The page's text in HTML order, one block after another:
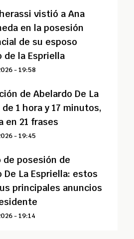
vistió a Ana
en la posesión
de su esposo
de la Espriella
- 19:58
de Abelardo De La
1 hora y 17 minutos,
en 21 frases
- 19:45
de posesión de
De La Espriella: estos
principales anuncios
- 19:14